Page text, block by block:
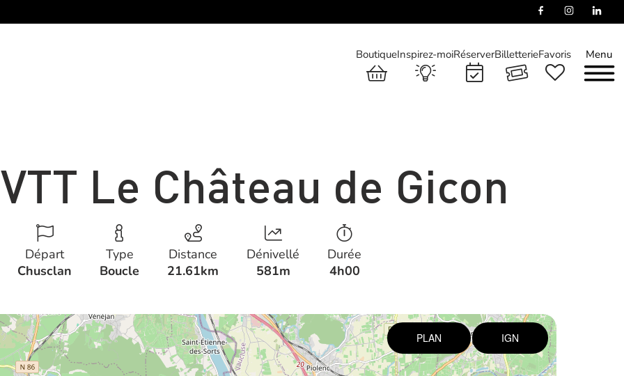
Menu
BoutiqueInspirez-moiRéserverBilletterieFavoris
Le Château de Gicon
Départ
Chusclan
Type
Boucle
Distance
21.61km
Dénivellé
581m
Durée
4h00
PLAN IGN